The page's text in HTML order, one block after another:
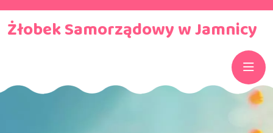
Żłobek Samorządowy w Jamnicy